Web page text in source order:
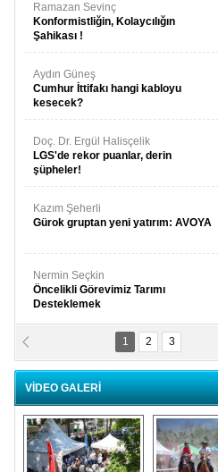
Ramazan Sevinç
Konformistliğin, Kolaycılığın
Şahikası !
Aydın Güneş
Cumhur İttifakı hangi kabloyu
kesecek?
Doç. Dr. Ergül Halisçelik
LGS'de rekor puanlar, derin
şüpheler!
Kazım Şeherli
Gürok gruptan yeni yatırım: AVOYA
Nermin Seçkin
Öncelikli Görevimiz Tarımı
Desteklemek
Nilüfer Menekli Buzcular
Siz Hiç Kelebeklerin Sesini
Duydunuz Mu?
1 2 3
VİDEO GALERİ